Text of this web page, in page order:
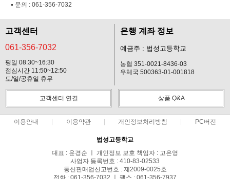
문의 : 061-356-7032
고객센터
061-356-7032
평일 08:30~16:30
점심시간 11:50~12:50
토/일/공휴일 휴무
은행 계좌 정보
예금주 : 법성고등학교
농협 351-0021-8436-03
우체국 500363-01-001818
고객센터 연결 상품 Q&A
이용안내 이용약관 개인정보처리방침 PC버전
법성고등학교
대표 : 윤경순 ㅣ 개인정보 보호 책임자 : 고은영
사업자 등록번호 : 410-83-02533
통신판매업신고번호 : 제2009-0025호
전화 : 061-356-7032 ㅣ 팩스 : 061-356-7937